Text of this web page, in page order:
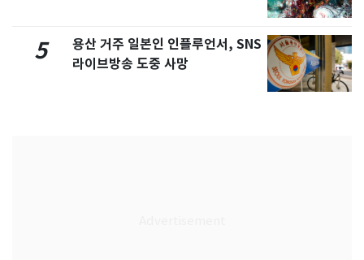
5
용산 거주 일본인 인플루언서, SNS
라이브방송 도중 사망